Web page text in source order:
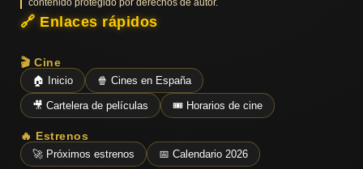
contenido protegido por derechos de autor.
🔗 Enlaces rápidos
🎬 Cine
🏠 Inicio 🍿 Cines en España
🎥 Cartelera de películas 🎟️ Horarios de cine
🔥 Estrenos
🚀 Próximos estrenos 📅 Calendario 2026